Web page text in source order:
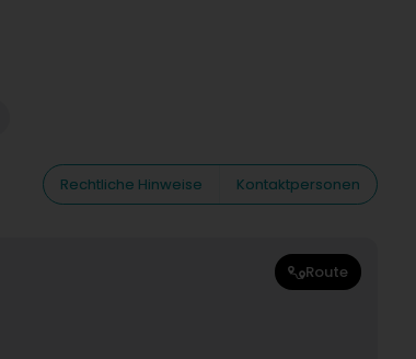
Rechtliche Hinweise
Kontaktpersonen
Route